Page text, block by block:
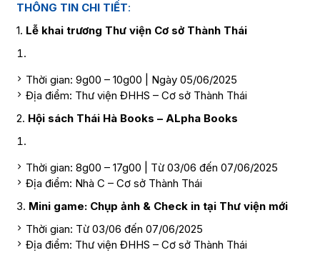
THÔNG TIN CHI TIẾT:
1. Lễ khai trương Thư viện Cơ sở Thành Thái
Thời gian: 9g00 – 10g00 | Ngày 05/06/2025
Địa điểm: Thư viện ĐHHS – Cơ sở Thành Thái
2. Hội sách Thái Hà Books – ALpha Books
Thời gian: 8g00 – 17g00 | Từ 03/06 đến 07/06/2025
Địa điểm: Nhà C – Cơ sở Thành Thái
3. Mini game: Chụp ảnh & Check in tại Thư viện mới
Thời gian: Từ 03/06 đến 07/06/2025
Địa điểm: Thư viện ĐHHS – Cơ sở Thành Thái